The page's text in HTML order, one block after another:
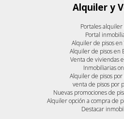
Alquiler y
Portales alquiler
Portal
Alquiler de pisos en
Alquiler de pisos en
Venta de viviendas
Inmobiliarias
Alquiler de pisos por
venta de pisos por
Nuevas promociones de
Alquiler opción a compra de
Destacar